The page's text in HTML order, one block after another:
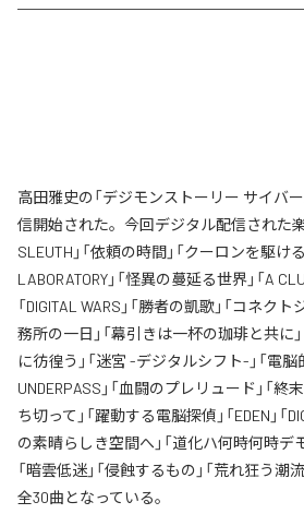
高田雅史の「デジモンストーリー サイバー
信開始された。今回デジタル配信された楽
SLEUTH」「依頼の時間」「クーロンを駆ける
LABORATORY」「怪異の蔓延る世界」「A
「DIGITAL WARS」「勝者の凱歌」「コネク
務所の一日」「幕引きは一杯の珈琲と共に」
に彷徨う」「迷宮 -デジタルシフト-」「電脳
UNDERPASS」「血闘のプレリュード」「終
ち切って」「躍動する電脳探偵」「EDEN」「
の素晴らしき空間へ」「道化ハ何時何時デ
「暗雲低迷」「侵蝕するもの」「荒れ狂う潮
全30曲となっている。